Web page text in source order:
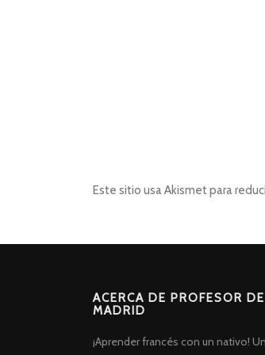
Este sitio usa Akismet para
ACERCA DE PROFESOR
MADRID
¡Aprender francés con un nativo!